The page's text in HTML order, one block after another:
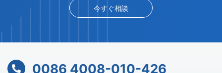
今すぐ相談
0086 4008-010-426